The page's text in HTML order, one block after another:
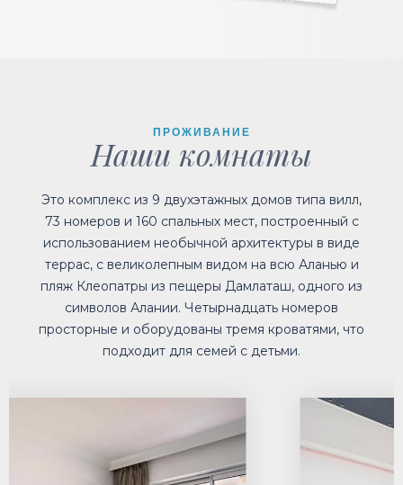
ПРОЖИВАНИЕ
Наши комнаты
Это комплекс из 9 двухэтажных домов типа вилл,
73 номеров и 160 спальных мест, построенный с
использованием необычной архитектуры в виде
террас, с великолепным видом на всю Аланью и
пляж Клеопатры из пещеры Дамлаташ, одного из
символов Алании. Четырнадцать номеров
просторные и оборудованы тремя кроватями, что
подходит для семей с детьми.